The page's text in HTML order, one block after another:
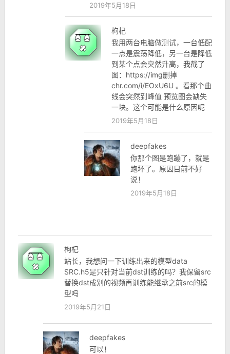
2019年5月18日
枸杞
我用两台电脑做测试，一台低配
一点是震荡降低，另一台是降低
到某个点会突然升高，我截了
图：https://img删掉
chr.com/i/EOxU6U 。看那个曲
线会突然到峰值 预览图会缺失
一块。这个可能是什么原因呢
2019年5月18日
deepfakes
你那个图是跑蹦了，就是
跑坏了。原因目前不好
说！
2019年5月18日
枸杞
站长，我想问一下训练出来的模型data
SRC.h5是只针对当前dst训练的吗？我保留src
替换dst成别的视频再训练能继承之前src的模
型吗
2019年5月21日
deepfakes
可以！